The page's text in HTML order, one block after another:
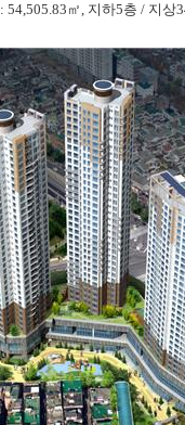
: 54,505.83 ㎡, 지하5층 / 지상